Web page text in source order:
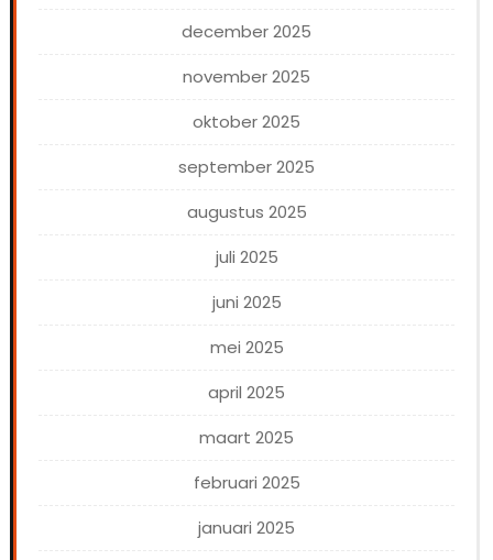
december 2025
november 2025
oktober 2025
september 2025
augustus 2025
juli 2025
juni 2025
mei 2025
april 2025
maart 2025
februari 2025
januari 2025